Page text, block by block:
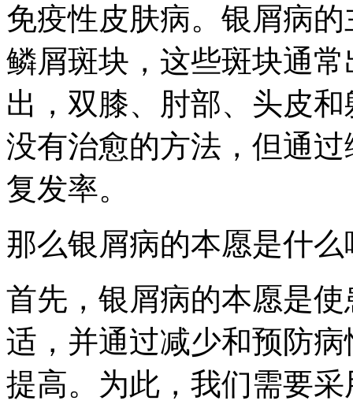
免疫性皮肤病。银屑病
鳞屑斑块，这些斑块通常
出，双膝、肘部、头皮
没有治愈的方法，但通
复发率。
那么银屑病的本愿是什么
首先，银屑病的本愿是
适，并通过减少和预防
提高。为此，我们需要